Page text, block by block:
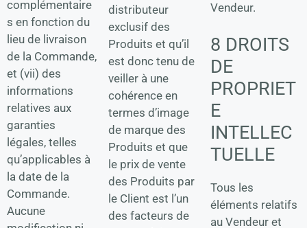
complémentaire
s en fonction du
lieu de livraison
de la Commande,
et (vii) des
informations
relatives aux
garanties
légales, telles
qu’applicables à
la date de la
Commande.
Aucune
distributeur
exclusif des
Produits et qu’il
est donc tenu de
veiller à une
cohérence en
termes d’image
de marque des
Produits et que
le prix de vente
des Produits par
le Client est l’un
des facteurs de
Vendeur.
8 DROITS
DE
PROPRIET
E
INTELLEC
TUELLE
Tous les
éléments relatifs
au Vendeur et